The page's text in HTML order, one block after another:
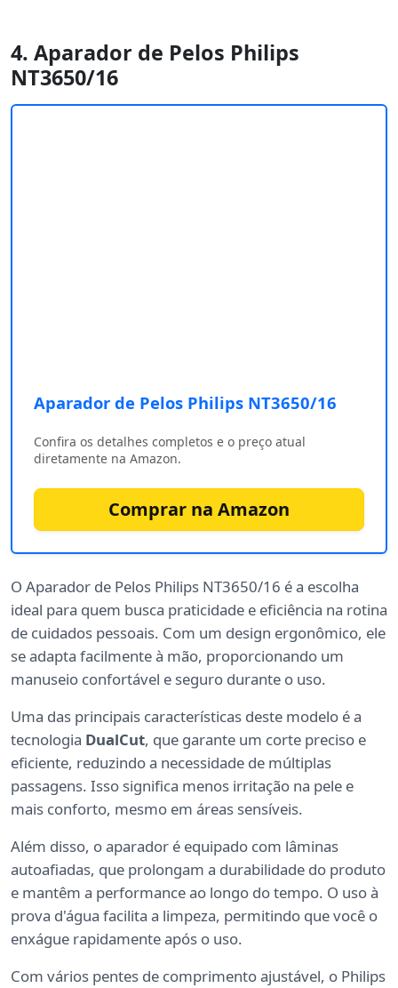
4. Aparador de Pelos Philips
NT3650/16 ‎
Aparador de Pelos Philips NT3650/16 ‎
Confira os detalhes completos e o preço atual
diretamente na Amazon.
Comprar na Amazon
O Aparador de Pelos Philips NT3650/16 é a escolha
ideal para quem busca praticidade e eficiência na rotina
de cuidados pessoais. Com um design ergonômico, ele
se adapta facilmente à mão, proporcionando um
manuseio confortável e seguro durante o uso.
Uma das principais características deste modelo é a
tecnologia DualCut, que garante um corte preciso e
eficiente, reduzindo a necessidade de múltiplas
passagens. Isso significa menos irritação na pele e
mais conforto, mesmo em áreas sensíveis.
Além disso, o aparador é equipado com lâminas
autoafiadas, que prolongam a durabilidade do produto
e mantêm a performance ao longo do tempo. O uso à
prova d'água facilita a limpeza, permitindo que você o
enxágue rapidamente após o uso.
Com vários pentes de comprimento ajustável, o Philips